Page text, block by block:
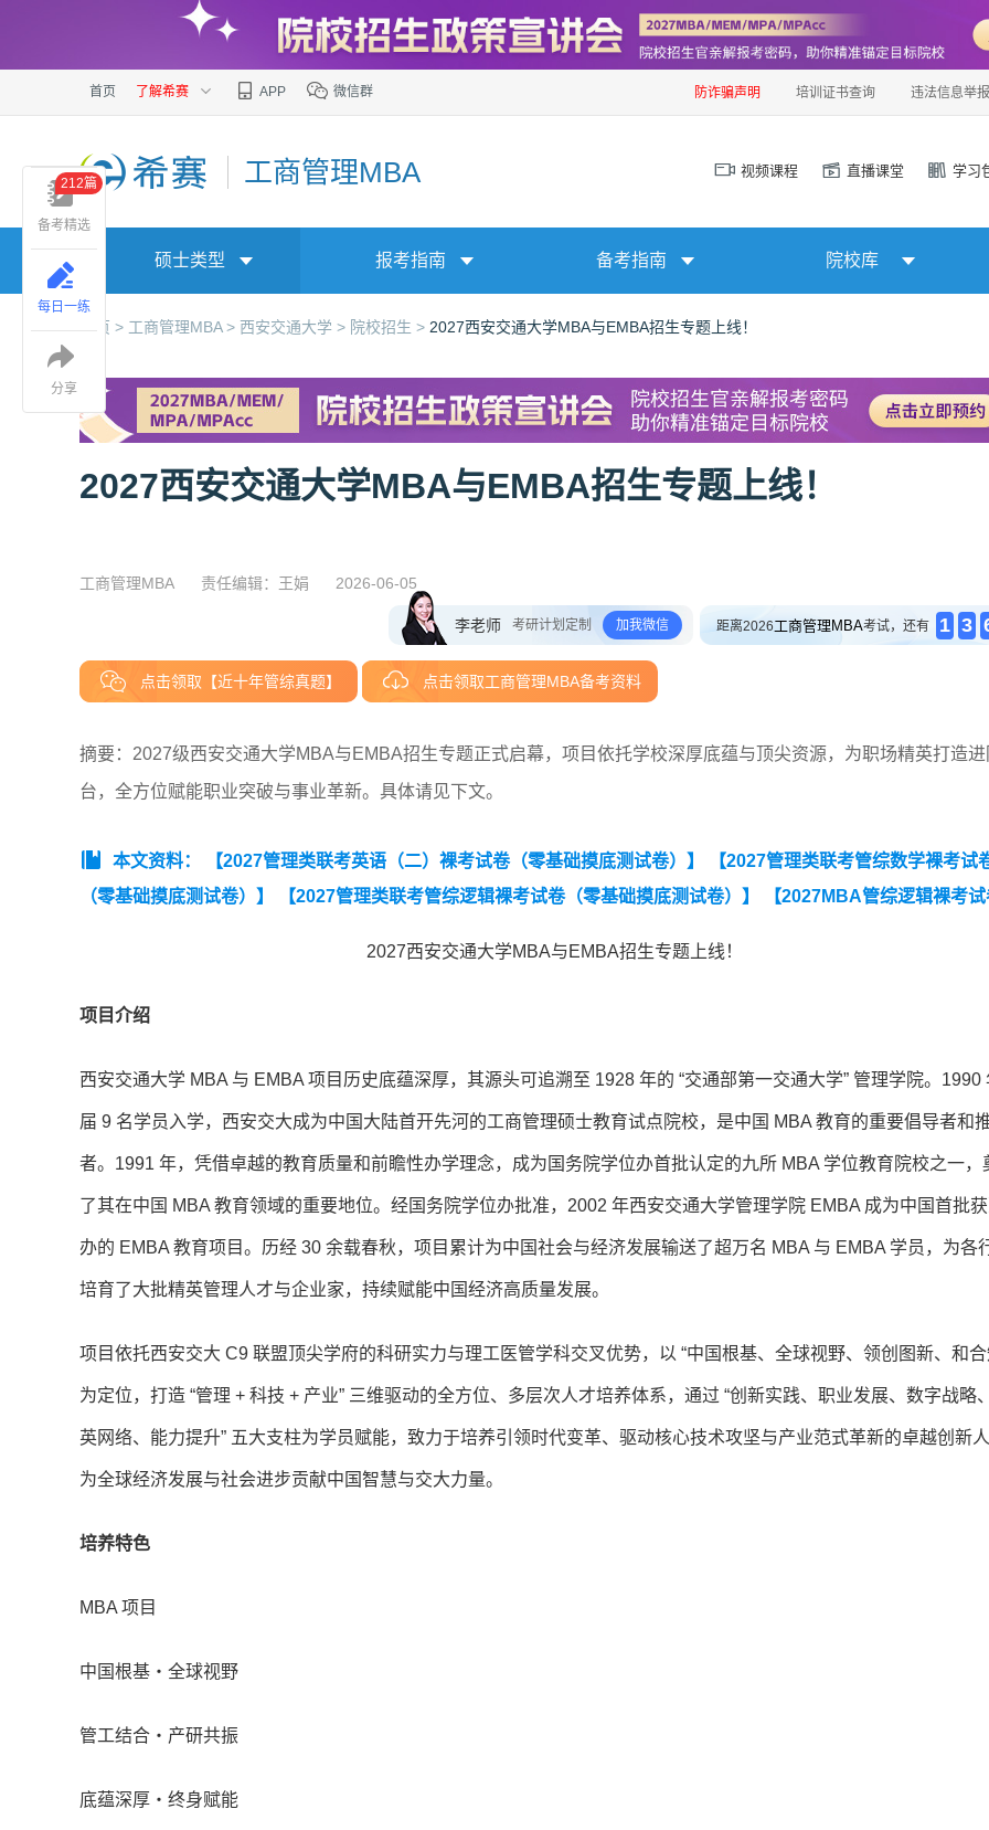
首页 了解希赛 APP 微信群 防诈骗声明 培训证书查询 违法信息举报
工商管理MBA 视频课程 直播课堂 学习
硕士类型 报考指南 备考指南 院校库
首页 > 工商管理MBA > 西安交通大学 > 院校招生 > 2027西安交通大学MBA与EMBA招生专题上线！
2027西安交通大学MBA与EMBA招生专题上线！
工商管理MBA 责任编辑：王娟 2026-06-05
李老师 考研计划定制 加我微信 距离2026工商管理MBA考试，还有 1 3
点击领取【近十年管综真题】 点击领取工商管理MBA备考资料
摘要：2027级西安交通大学MBA与EMBA招生专题正式启幕，项目依托学校深厚底蕴与顶尖资源，为职场精英打造
台，全方位赋能职业突破与事业革新。具体请见下文。
本文资料： 【2027管理类联考英语（二）裸考试卷（零基础摸底测试卷）】
【2027管理类联考管综数学裸考试
（零基础摸底测试卷）】
【2027管理类联考管综逻辑裸考试卷（零基础摸底测试卷）】
【2027MBA管综逻辑裸考
2027西安交通大学MBA与EMBA招生专题上线！
项目介绍
西安交通大学 MBA 与 EMBA 项目历史底蕴深厚，其源头可追溯至 1928 年的 “交通部第一交通大学” 管理学院。1990
届 9 名学员入学，西安交大成为中国大陆首开先河的工商管理硕士教育试点院校，是中国 MBA 教育的重要倡导者和
者。1991 年，凭借卓越的教育质量和前瞻性办学理念，成为国务院学位办首批认定的九所 MBA 学位教育院校之一，
了其在中国 MBA 教育领域的重要地位。经国务院学位办批准，2002 年西安交通大学管理学院 EMBA 成为中国首批
办的 EMBA 教育项目。历经 30 余载春秋，项目累计为中国社会与经济发展输送了超万名 MBA 与 EMBA 学员，为各
培育了大批精英管理人才与企业家，持续赋能中国经济高质量发展。
项目依托西安交大 C9 联盟顶尖学府的科研实力与理工医管学科交叉优势，以 “中国根基、全球视野、领创图新、和合
为定位，打造 “管理 + 科技 + 产业” 三维驱动的全方位、多层次人才培养体系，通过 “创新实践、职业发展、数字战略
英网络、能力提升” 五大支柱为学员赋能，致力于培养引领时代变革、驱动核心技术攻坚与产业范式革新的卓越创新
为全球经济发展与社会进步贡献中国智慧与交大力量。
培养特色
MBA 项目
中国根基・全球视野
管工结合・产研共振
底蕴深厚・终身赋能
备考精选
212篇
每日一练
分享